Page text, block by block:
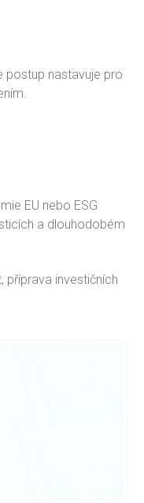
postup nastavuje pro
EU nebo ESG
a dlouhodobém
příprava investičních